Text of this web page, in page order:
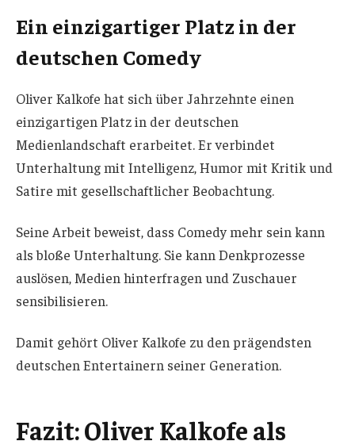
Ein einzigartiger Platz in der
deutschen Comedy
Oliver Kalkofe hat sich über Jahrzehnte einen
einzigartigen Platz in der deutschen
Medienlandschaft erarbeitet. Er verbindet
Unterhaltung mit Intelligenz, Humor mit Kritik und
Satire mit gesellschaftlicher Beobachtung.
Seine Arbeit beweist, dass Comedy mehr sein kann
als bloße Unterhaltung. Sie kann Denkprozesse
auslösen, Medien hinterfragen und Zuschauer
sensibilisieren.
Damit gehört Oliver Kalkofe zu den prägendsten
deutschen Entertainern seiner Generation.
Fazit: Oliver Kalkofe als